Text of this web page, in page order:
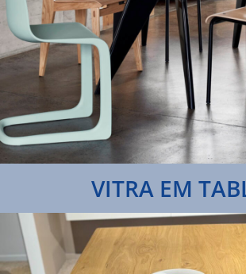
VITRA EM